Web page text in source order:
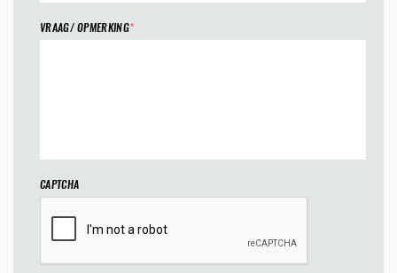
VRAAG/ OPMERKING*
CAPTCHA